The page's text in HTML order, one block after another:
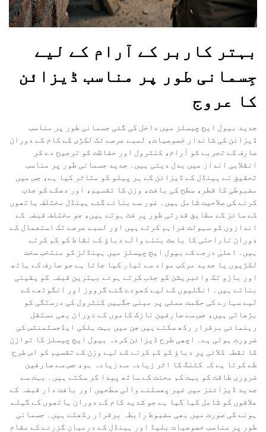
بہتر کاربر کے آرام کے لیے
جِسمانی طور پر مناسب ڈیزائن
کا عروج
جدید بیول ایج چیسلز میں داخل کی گئی جسمانی طور پر مناسب
ڈیزائن کی شاندار خصوصیات، لمبے عرصے تک لکڑی کے کام کے دوران
صارف کے تجربے کو آرام، کنٹرول اور حفاظت کو ترجیح دے کر
انقلابی انداز میں بدل دیتی ہیں۔ جدید جسمانی طور پر مناسب
تحقیق نے ہینڈل کے ڈیزائن کے ہر پہلو کو متاثر کیا ہے، جس میں
مضبوطی کا قطر، سطح کی بافت، وزن کا تقسیم، اور دھکے کو جذب
کرنے کی صلاحیت شامل ہیں۔ غور سے بنائے گئے ہینڈل مختلف ہاتھوں
کے سائز کے مطابق قدرتی طور پر فٹ ہوتے ہیں، جو مختلف قبضہ کے
اندازوں کو سہولت فراہم کرتے ہیں اور لمبے عرصے تک استعمال کے
دوران ناراحتی کا باعث بننے والے دباؤ کے نقاط کو کم کرتے
ہیں۔ اعلیٰ درجے کے بیول ایج چیسلز میں ہینڈلز کو منتخب سخت
لکڑیوں یا جدید مرکب مواد سے تیار کیا جاتا ہے جو صارف کے ہاتھ
اور بازو تک وائبریشن کو جذب کرتے ہوئے بہترین قبضہ کو یقینی
بناتے ہیں۔ انگلیوں کے لیے کھودے گئے گرووز اور انگوٹھے کے
لیے سہارے کی حکمت عملی پر مبنی جگہیں کنٹرول کی درستگی کو
بڑھاتی ہیں، جس سے صارفین نازک کاموں کے دوران بھی مستقل
رہنمائی برقرار رکھ سکتے ہیں جن میں بہت ہلکی ایڈجسٹمنٹس کی
ضرورت ہوتی ہے۔ اچھی طرح ڈیزائن کردہ بیول ایج چیسلز کا توازن
کا نقطہ کلائی پر دباؤ کو کم کرنے کے لیے وزن کے تقسیم کو اس طرح
طے کرتا ہے کہ کٹنگ کا اثر زیادہ سے زیادہ ہو، جس سے صارفین
ضروری طاقت کو بہت کم محنت کے ساتھ پیدا کر سکتے ہیں۔ بہت سے
جدید ڈیزائنز میں غیر پھسلنے والی سطحیں اور بافت دار قبضہ کے
علاقوں کو شامل کیا گیا ہے جو شدید کام کے دوران ہاتھوں کے گیلے
ہونے کی صورت میں بھی مضبوط رابطہ برقرار رکھتے ہیں۔ جسمانی
طور پر مناسب خصوصیات بلیڈ اور ہینڈل کے درمیان گزرنے کے مقام